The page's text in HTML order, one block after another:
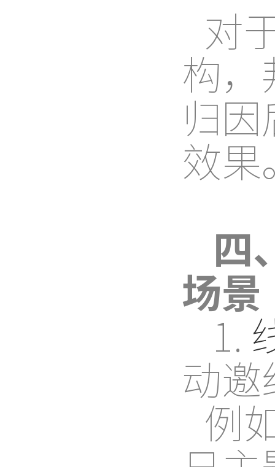
对
构
归
效果
四
场景
1.
动邀
例